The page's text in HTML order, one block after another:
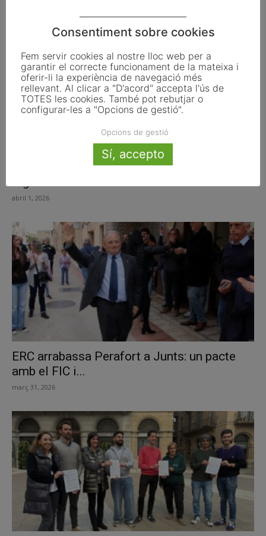
Mor als 87 anys l’històric alcalde de
abril 1, 2026
ERC arrabassa Perafort a Junts: un pacte
amb el FIC i...
març 31, 2026
Consentiment sobre cookies
Fem servir cookies al nostre lloc web per a
garantir el correcte funcionament de la mateixa i
oferir-li la experiència de navegació més
rellevant. Al clicar a "D'acord" accepta l'ús de
TOTES les cookies. També pot rebutjar o
configurar-les a "Opcions de gestió".
Opcions de gestió
Sí, accepto